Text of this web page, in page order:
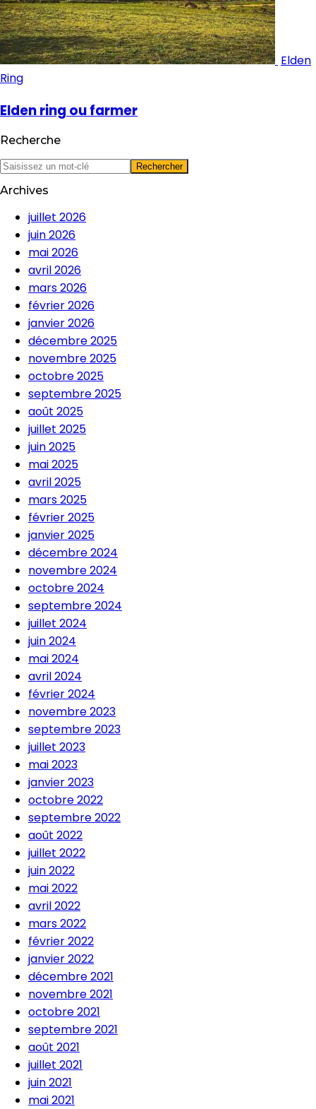
Elden
Ring
Elden ring ou farmer
Recherche
Archives
juillet 2026
juin 2026
mai 2026
avril 2026
mars 2026
février 2026
janvier 2026
décembre 2025
novembre 2025
octobre 2025
septembre 2025
août 2025
juillet 2025
juin 2025
mai 2025
avril 2025
mars 2025
février 2025
janvier 2025
décembre 2024
novembre 2024
octobre 2024
septembre 2024
juillet 2024
juin 2024
mai 2024
avril 2024
février 2024
novembre 2023
septembre 2023
juillet 2023
mai 2023
janvier 2023
octobre 2022
septembre 2022
août 2022
juillet 2022
juin 2022
mai 2022
avril 2022
mars 2022
février 2022
janvier 2022
décembre 2021
novembre 2021
octobre 2021
septembre 2021
août 2021
juillet 2021
juin 2021
mai 2021